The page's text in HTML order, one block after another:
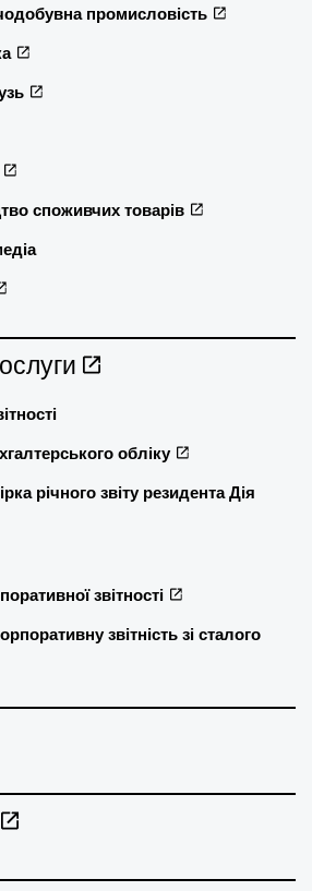
промисловість
споживчих товарів
обліку
річного звіту резидента Дія
звітності
звітність зі сталого